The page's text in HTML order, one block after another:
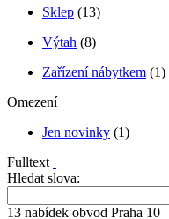
Sklep (13)
Výtah (8)
Zařízení nábytkem (1)
Omezení
Jen novinky (1)
Fulltext
Hledat slova:
13 nabídek obvod Praha 10